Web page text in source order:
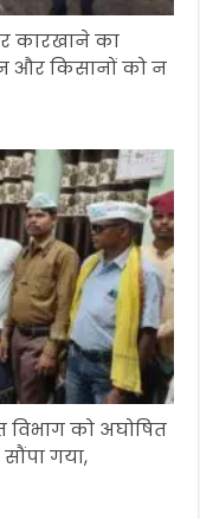
कारखाने का
और किसानों को न
विभाग को अघोषित
गया,